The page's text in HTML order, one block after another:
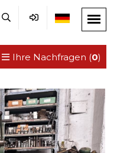
Ihre Nachfragen (0)